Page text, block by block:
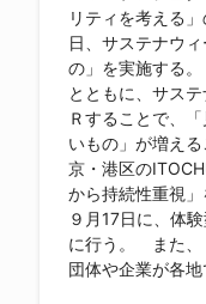
リティを考える
日、サステナウ
の」を実施する
とともに、サス
Ｒすることで、
いもの」が増え
京・港区の
から持続性重視
９月17日に、体
に行う。 また、
団体や企業が各地